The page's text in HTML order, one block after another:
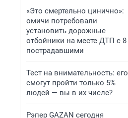
«Это смертельно цинично»:
омичи потребовали
установить дорожные
отбойники на месте ДТП с 8
пострадавшими
Тест на внимательность: его
смогут пройти только 5%
людей — вы в их числе?
Рэпер GAZAN сегодня